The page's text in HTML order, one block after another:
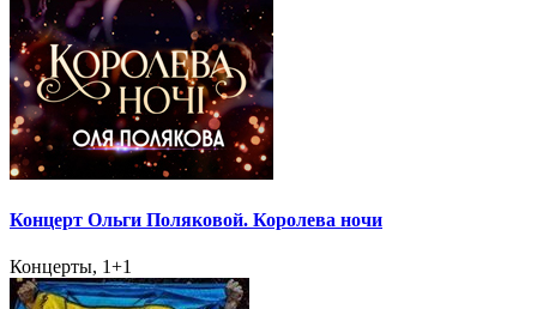
Концерт Ольги Поляковой. Королева ночи
Концерты, 1+1